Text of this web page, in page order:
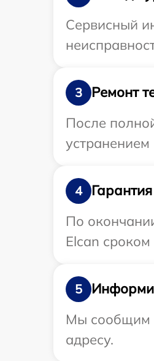
Сервисный
3
Ремонт
После
4
Гарантия
По
Elcan
5
Мы сообщим
адресу.